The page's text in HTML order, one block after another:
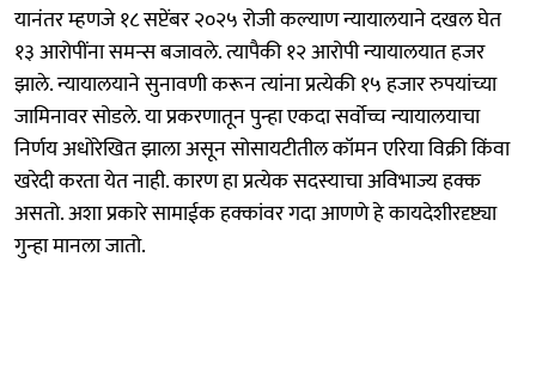
यानंतर म्हणजे १८ सप्टेंबर २०२५ रोजी कल्याण न्यायालयाने दखल घेत
१३ आरोपींना समन्स बजावले. त्यापैकी १२ आरोपी न्यायालयात हजर
झाले. न्यायालयाने सुनावणी करून त्यांना प्रत्येकी १५ हजार रुपयांच्या
जामिनावर सोडले. या प्रकरणातून पुन्हा एकदा सर्वोच्च न्यायालयाचा
निर्णय अधोरेखित झाला असून सोसायटीतील कॉमन एरिया विक्री किंवा
खरेदी करता येत नाही. कारण हा प्रत्येक सदस्याचा अविभाज्य हक्क
असतो. अशा प्रकारे सामाईक हक्कांवर गदा आणणे हे कायदेशीरदृष्ट्या
गुन्हा मानला जातो.